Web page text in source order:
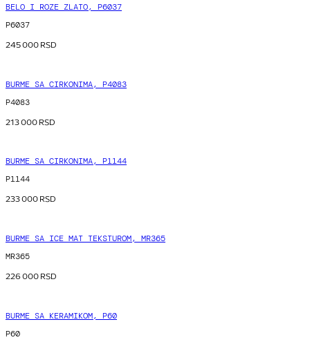
BELO I ROZE ZLATO, P6037
P6037
245 000RSD
BURME SA CIRKONIMA, P4083
P4083
213 000RSD
BURME SA CIRKONIMA, P1144
P1144
233 000RSD
BURME SA ICE MAT TEKSTUROM, MR365
MR365
226 000RSD
BURME SA KERAMIKOM, P60
P60